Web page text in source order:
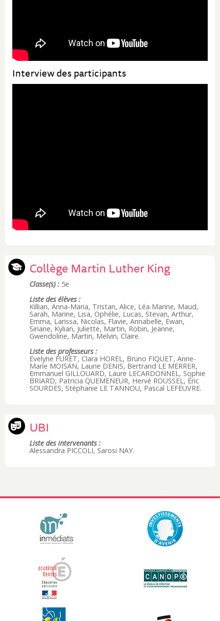
Interview des participants
Collège Martin Luther King
Classe(s) : 5e
Liste des élèves :
Killian, Anna-Maria, Tristan, Alice, Léa Marine, Maud,
Sarah, Marine, Lisa, Ophélie, Lucas, Stevan, Arthur,
Emma, Larissa, Nicolas, Flavie, Annabelle, Ewan,
Siriane, Kylian, Juliette, Martin, Robin, Jeanne,
Gwendoline, Martin, Melvin, Claire.
Liste des professeurs :
Evelyne FURET, Clara HOREL, Bruno FIQUET, Anne-
Marie MOISAN, Laurie DENIS, Bertrand LE MERRER,
Emmanuel GILLOUARD, Laure LECARDONNEL, Sophie
BRIARD, Patricia QUEMENEUR, Hervé ROUSSEL, Éric
SOURDES, Stéphanie LE TANNOU, Pascal LEFEUVRE.
UBI
Liste des intervenants :
Alessandra PICCOLI, Sarosi NAY.